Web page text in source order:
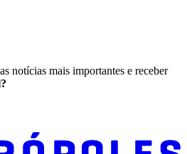
notícias mais importantes e receber